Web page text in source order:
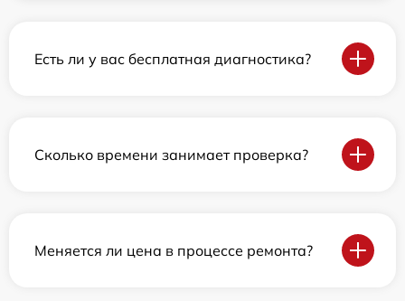
Есть ли у вас бесплатная диагностика?
Сколько времени занимает проверка?
Меняется ли цена в процессе ремонта?